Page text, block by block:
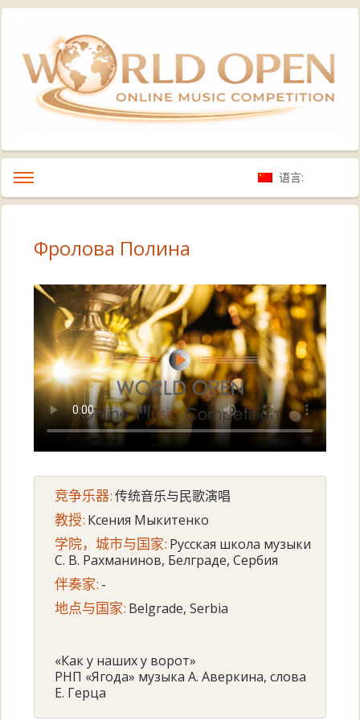
语言:
Фролова Полина
竞争乐器:传统音乐与民歌演唱
教授: Ксения Мыкитенко
学院，城市与国家: Русская школа музыки
С. В. Рахманинов, Белграде, Сербия
伴奏家: -
地点与国家: Belgrade, Serbia
«Как у наших у ворот»
РНП «Ягода» музыка А. Аверкина, слова
Е. Герца